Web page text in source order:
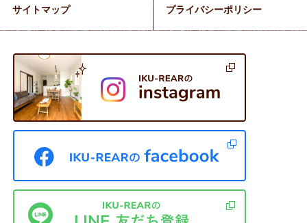
サイトマップ プライバシーポリシー